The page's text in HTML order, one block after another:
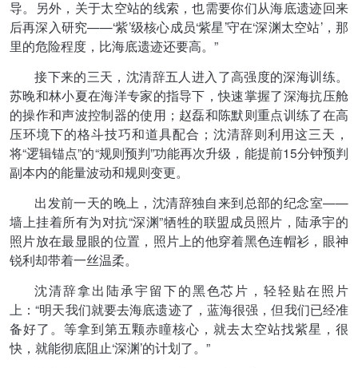
导。另外，关于太空站的线索，也需要你们从海底遗迹回来
后再深入研究——‘紫’级核心成员‘紫星’守在‘深渊太空站’，那
里的危险程度，比海底遗迹还要高。”
接下来的三天，沈清辞五人进入了高强度的深海训练。
苏晚和林小夏在海洋专家的指导下，快速掌握了深海抗压舱
的操作和声波控制器的使用；赵磊和陈默则重点训练了在高
压环境下的格斗技巧和道具配合；沈清辞则利用这三天，
将“逻辑锚点”的“规则预判”功能再次升级，能提前15分钟预判
副本内的能量波动和规则变更。
出发前一天的晚上，沈清辞独自来到总部的纪念室——
墙上挂着所有为对抗“深渊”牺牲的联盟成员照片，陆承宇的
照片放在最显眼的位置，照片上的他穿着黑色连帽衫，眼神
锐利却带着一丝温柔。
沈清辞拿出陆承宇留下的黑色芯片，轻轻贴在照片
上：“明天我们就要去海底遗迹了，蓝海很强，但我们已经准
备好了。等拿到第五颗赤瞳核心，就去太空站找紫星，很
快，就能彻底阻止‘深渊’的计划了。”